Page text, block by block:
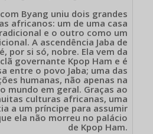
Byang uniu dois grandes
africanos: um de uma casa
e o outro como um
A ascendência Jaba de
por si só, nobre. Ela vem da
governante Kpop Ham e é
entre o povo Jaba; uma das
humanas, não apenas na
mundo em geral. Graças ao
culturas africanas, uma
a um príncipe para assumir
ela não morreu no palácio
de Kpop Ham.